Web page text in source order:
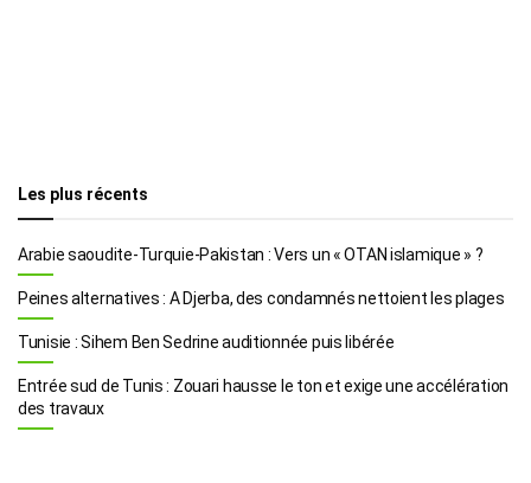
Les plus récents
Arabie saoudite-Turquie-Pakistan : Vers un « OTAN islamique » ?
Peines alternatives : A Djerba, des condamnés nettoient les plages
Tunisie : Sihem Ben Sedrine auditionnée puis libérée
Entrée sud de Tunis : Zouari hausse le ton et exige une accélération
des travaux